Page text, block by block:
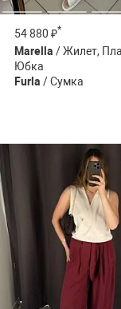
54 880 ₽*
Marella / Жилет,
Юбка
Furla / Сумка